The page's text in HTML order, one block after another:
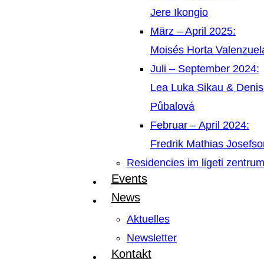
Jere Ikongio
März – April 2025:
Moisés Horta
Juli – September 2024:
Lea Luka Sikau &
Půbalová
Februar – April 2024:
Fredrik Mathias
Residencies im ligeti zentrum
Events
News
Aktuelles
Newsletter
Kontakt